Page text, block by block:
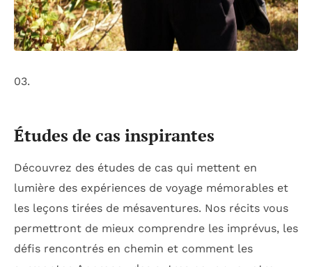
03.
Études de cas inspirantes
Découvrez des études de cas qui mettent en
lumière des expériences de voyage mémorables et
les leçons tirées de mésaventures. Nos récits vous
permettront de mieux comprendre les imprévus, les
défis rencontrés en chemin et comment les